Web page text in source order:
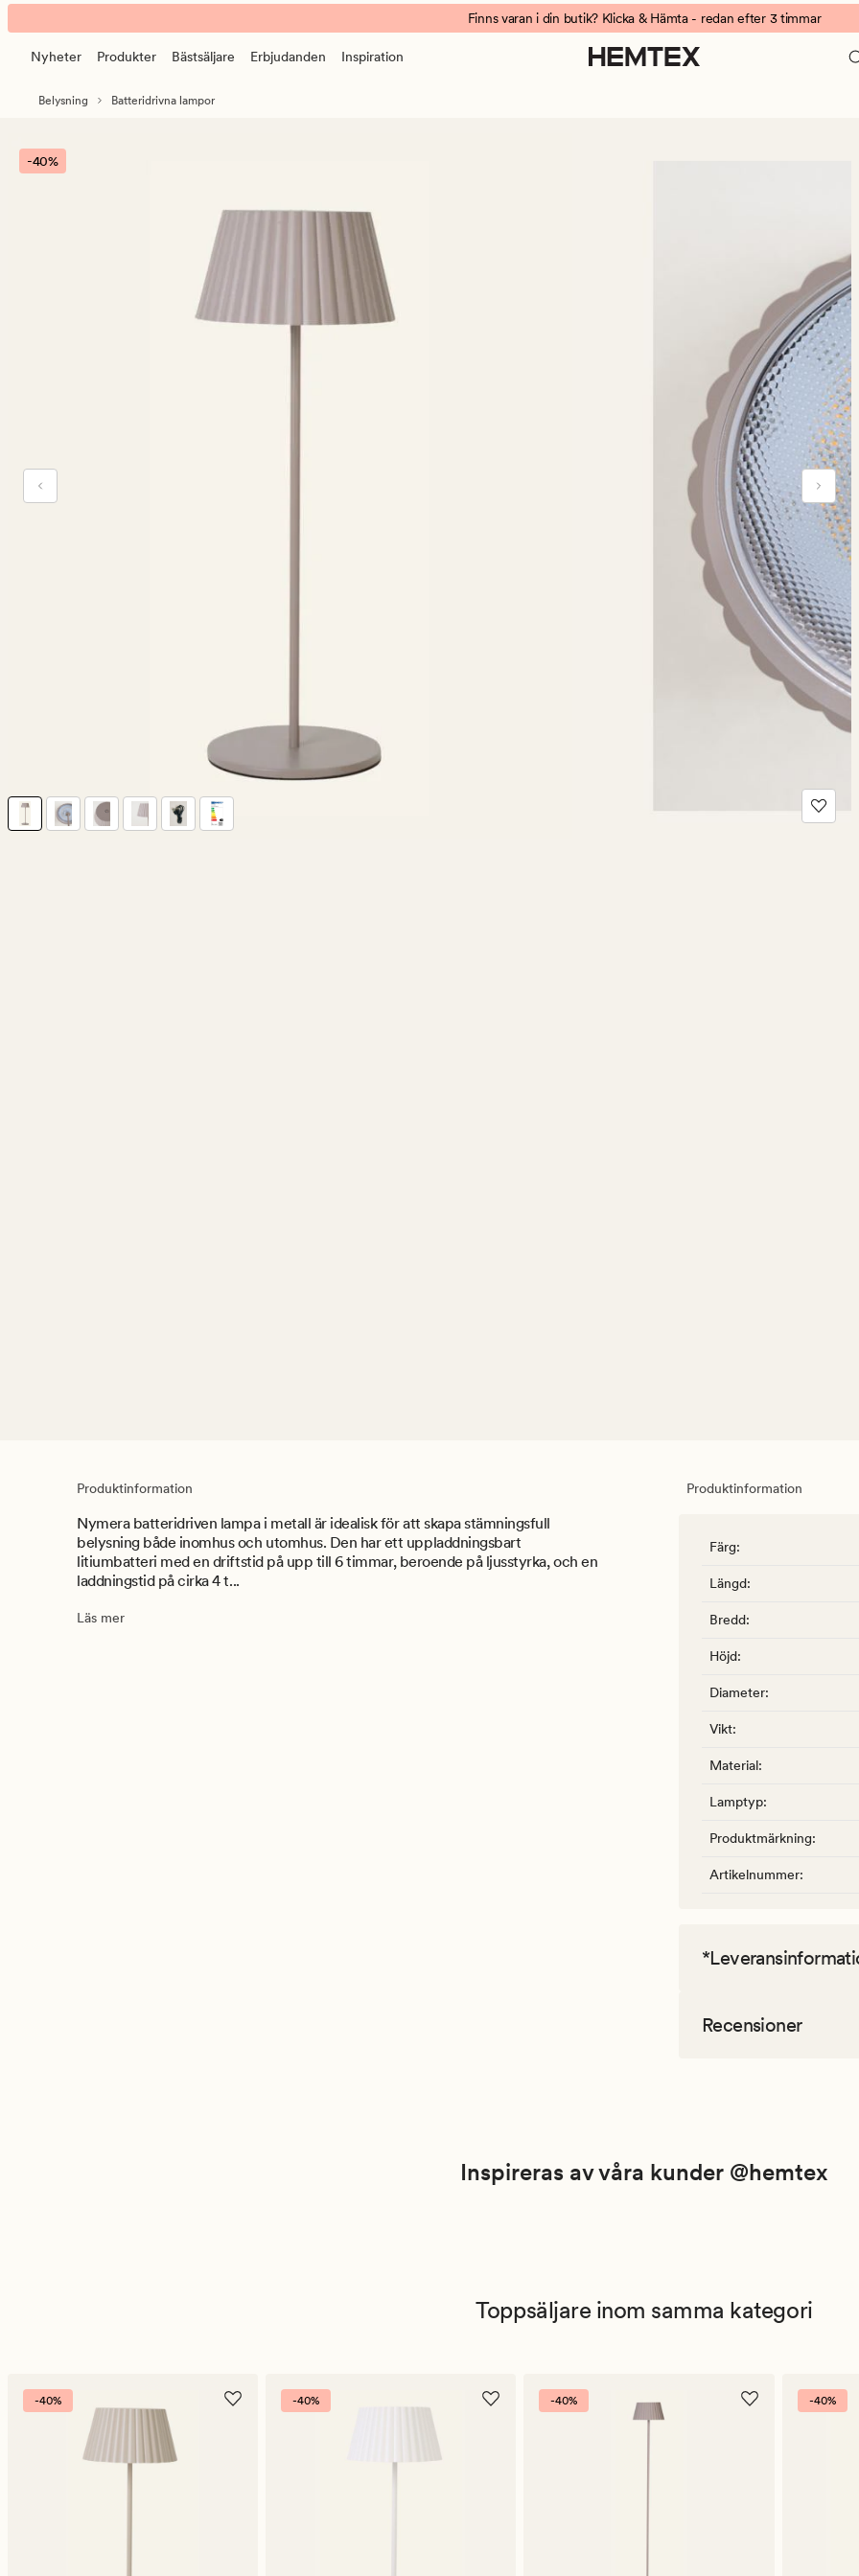
Nymera
Batteridriven
bordslampa
banner.
Klicka
ESCAPE
att
pausa.
Finns varan i din butik? Klicka & Hämta - redan efter 3 timmar
Nyheter Produkter Bästsäljare Erbjudanden Inspiration
Belysning Batteridrivna lampor
-40%
Produktinformation
Nymera batteridriven lampa i metall är idealisk för att skapa stämningsfull
belysning både inomhus och utomhus. Den har ett uppladdningsbart
litiumbatteri med en driftstid på upp till 6 timmar, beroende på ljusstyrka, och en
laddningstid på cirka 4 t...
Läs mer
Produktinformation
Färg:
Längd:
Bredd:
Höjd:
Diameter:
Vikt:
Material:
Lamptyp:
Produktmärkning:
Artikelnummer:
Recensioner
Inspireras av våra kunder @hemtex
Toppsäljare inom samma kategori
-40% -40% -40% -40%